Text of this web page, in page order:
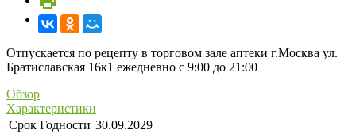
Отпускается по рецепту в торговом зале аптеки г.Москва ул.
Братиславская 16к1 ежедневно с 9:00 до 21:00
Обзор
Характеристики
Срок Годности 30.09.2029